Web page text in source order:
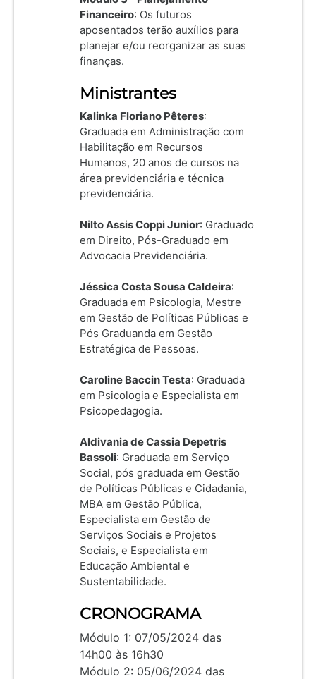
Financeiro: Os futuros
aposentados terão auxílios para
planejar e/ou reorganizar as suas
finanças.
Ministrantes
Kalinka Floriano Pêteres:
Graduada em Administração com
Habilitação em Recursos
Humanos, 20 anos de cursos na
área previdenciária e técnica
previdenciária.
Nilto Assis Coppi Junior: Graduado
em Direito, Pós-Graduado em
Advocacia Previdenciária.
Jéssica Costa Sousa Caldeira:
Graduada em Psicologia, Mestre
em Gestão de Políticas Públicas e
Pós Graduanda em Gestão
Estratégica de Pessoas.
Caroline Baccin Testa: Graduada
em Psicologia e Especialista em
Psicopedagogia.
Aldivania de Cassia Depetris
Bassoli: Graduada em Serviço
Social, pós graduada em Gestão
de Políticas Públicas e Cidadania,
MBA em Gestão Pública,
Especialista em Gestão de
Serviços Sociais e Projetos
Sociais, e Especialista em
Educação Ambiental e
Sustentabilidade.
CRONOGRAMA
Módulo 1: 07/05/2024 das
14h00 às 16h30
Módulo 2: 05/06/2024 das